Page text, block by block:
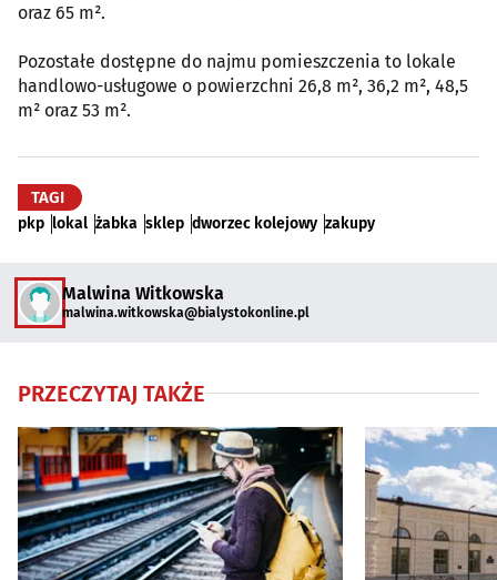
oraz 65 m².
Pozostałe dostępne do najmu pomieszczenia to lokale
handlowo-usługowe o powierzchni 26,8 m², 36,2 m², 48,5
m² oraz 53 m².
TAGI
pkp lokal żabka sklep dworzec kolejowy zakupy
Malwina Witkowska
malwina.witkowska@bialystokonline.pl
PRZECZYTAJ TAKŻE